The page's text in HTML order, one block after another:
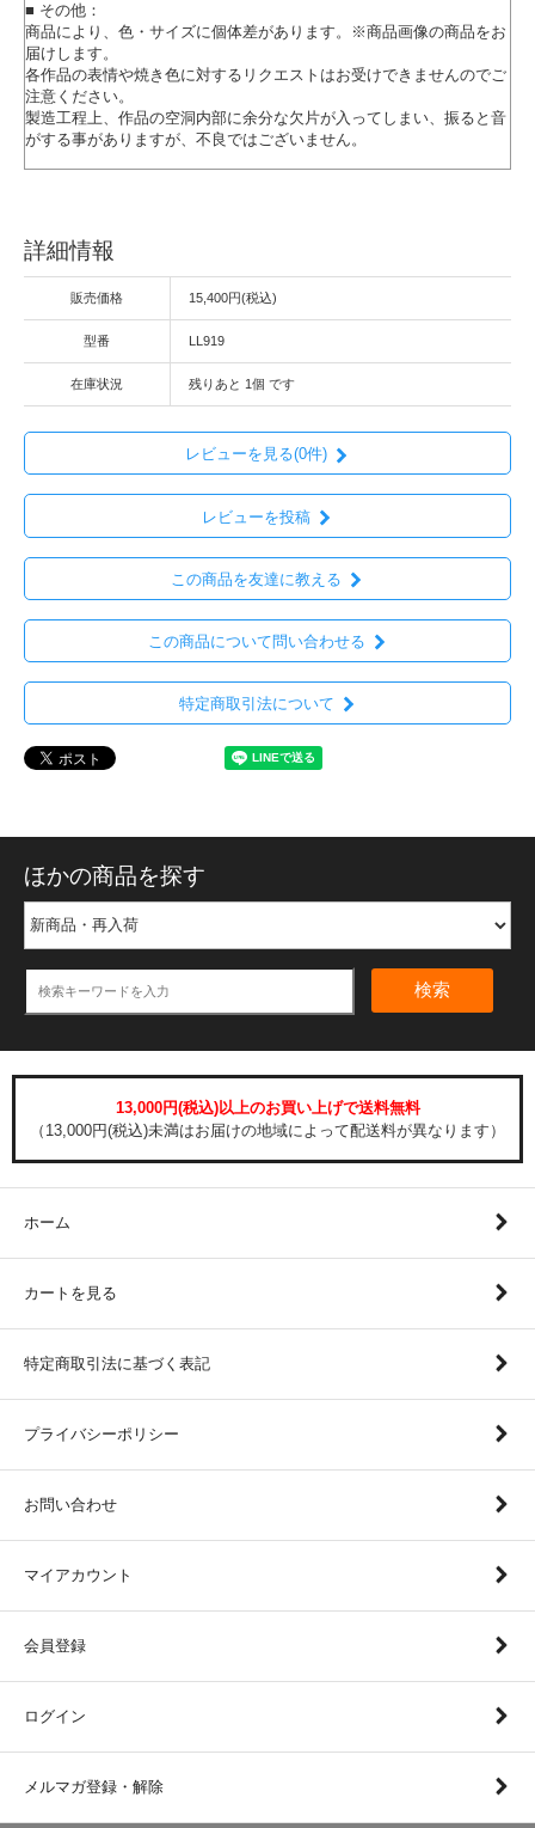
■ その他：
商品により、色・サイズに個体差があります。※商品画像の商品をお
届けします。
各作品の表情や焼き色に対するリクエストはお受けできませんのでご
注意ください。
製造工程上、作品の空洞内部に余分な欠片が入ってしまい、振ると音
がする事がありますが、不良ではございません。
詳細情報
販売価格 15,400円(税込)
型番 LL919
在庫状況 残りあと 1個 です
レビューを見る(0件)
レビューを投稿
この商品を友達に教える
この商品について問い合わせる
特定商取引法について
ほかの商品を探す
検索
13,000円(税込)以上のお買い上げで送料無料
（13,000円(税込)未満はお届けの地域によって配送料が異なります）
ホーム
カートを見る
特定商取引法に基づく表記
プライバシーポリシー
お問い合わせ
マイアカウント
会員登録
ログイン
メルマガ登録・解除